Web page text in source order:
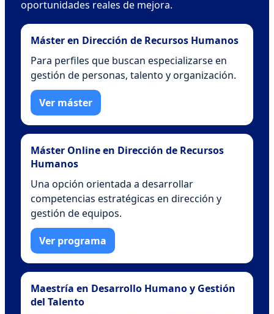
oportunidades reales de mejora.
Máster en Dirección de Recursos Humanos
Para perfiles que buscan especializarse en
gestión de personas, talento y organización.
Ver máster
Máster Online en Dirección de Recursos
Humanos
Una opción orientada a desarrollar
competencias estratégicas en dirección y
gestión de equipos.
Ver programa
Maestría en Desarrollo Humano y Gestión
del Talento